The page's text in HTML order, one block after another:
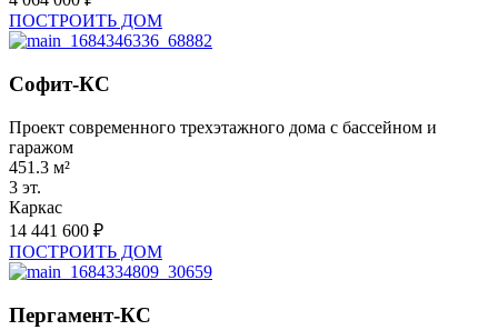
ПОСТРОИТЬ ДОМ
Софит-КС
Проект современного трехэтажного дома с бассейном и
гаражом
451.3 м²
3 эт.
Каркас
14 441 600 ₽
ПОСТРОИТЬ ДОМ
Пергамент-КС